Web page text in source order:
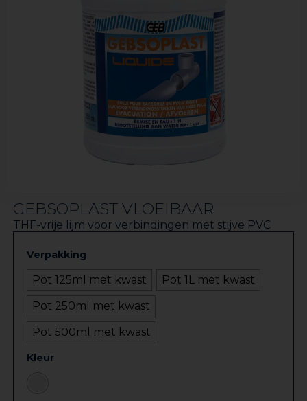
GEBSOPLAST VLOEIBAAR
THF-vrije lijm voor verbindingen met stijve PVC
Verpakking
Pot 125ml met kwast
Pot 1L met kwast
Pot 250ml met kwast
Pot 500ml met kwast
Kleur